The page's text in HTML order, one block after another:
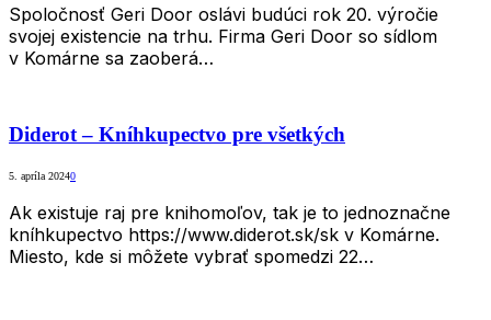
Spoločnosť Geri Door oslávi budúci rok 20. výročie
svojej existencie na trhu. Firma Geri Door so sídlom
v Komárne sa zaoberá…
Diderot – Kníhkupectvo pre všetkých
5. apríla 20240
Ak existuje raj pre knihomoľov, tak je to jednoznačne
kníhkupectvo https://www.diderot.sk/sk v Komárne.
Miesto, kde si môžete vybrať spomedzi 22…